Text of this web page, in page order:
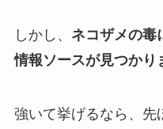
しかし、 ネコザメの毒
情報ソースが見つかり
強いて挙げるなら、先